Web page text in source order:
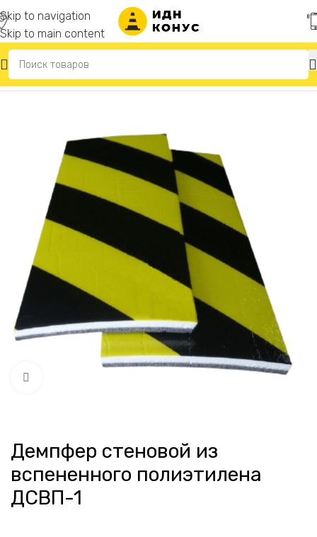
Skip to navigation
Skip to main content
Главная Резиновые отбойники для стен
Демпфер стеновой из
вспененного полиэтилена
ДСВП-1